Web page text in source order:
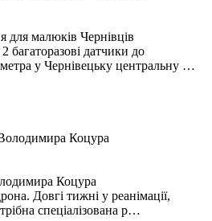
для малюків Чернівців
багаторазові датчики до
у Чернівецьку центральну …
Коцура
Довгі тижні у реанімації,
спеціалізована р…